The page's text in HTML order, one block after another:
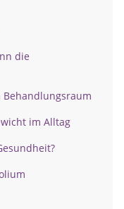
die
im Alltag